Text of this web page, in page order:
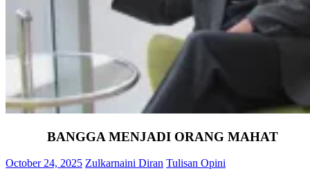
BANGGA MENJADI ORANG MAHAT
October 24, 2025 Zulkarnaini Diran Tulisan Opini